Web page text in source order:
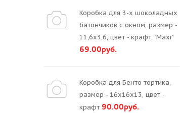
Коробка для 3-х шоколадных
батончиков с окном, размер -
11,6х3,6, цвет - крафт, "Maxi"
69.00руб.
Коробка для Бенто тортика,
размер - 16х16х13, цвет -
крафт 90.00руб.